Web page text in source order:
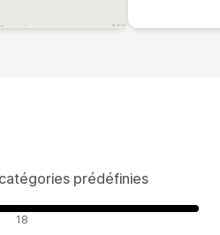
prédéfinies
18